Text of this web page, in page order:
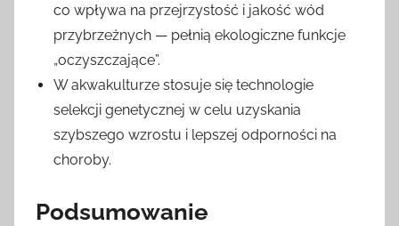
co wpływa na przejrzystość i jakość wód
przybrzeżnych — pełnią ekologiczne funkcje
„oczyszczające”.
W akwakulturze stosuje się technologie
selekcji genetycznej w celu uzyskania
szybszego wzrostu i lepszej odporności na
choroby.
Podsumowanie